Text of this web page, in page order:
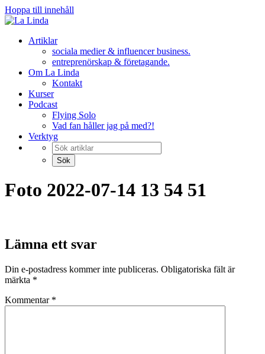
Hoppa till innehåll
Artiklar
sociala medier & influencer business.
entreprenörskap & företagande.
Om La Linda
Kontakt
Kurser
Podcast
Flying Solo
Vad fan håller jag på med?!
Verktyg
Foto 2022-07-14 13 54 51
Lämna ett svar
Din e-postadress kommer inte publiceras. Obligatoriska fält är
märkta *
Kommentar *